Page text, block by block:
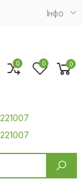
Iнфо
0 0 0